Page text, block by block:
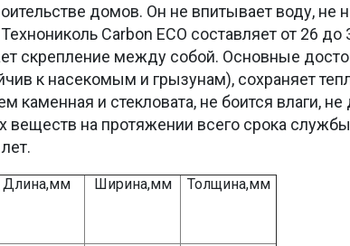
домов. Он не впитывает воду, не
Carbon ECO составляет от 26
скрепление между собой. Основные
к насекомым и грызунам), сохраняет
каменная и стекловата, не боится влаги,
на протяжении всего срока службы
Длина,мм Ширина,мм Толщина,мм